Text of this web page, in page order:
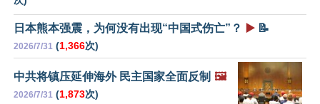
日本熊本强震，为何没有出现“中国式伤亡”？ ▶️ 📝
2026/7/31 (1,366次)
中共将镇压延伸海外 民主国家全面反制 🖼️
2026/7/31 (1,873次)